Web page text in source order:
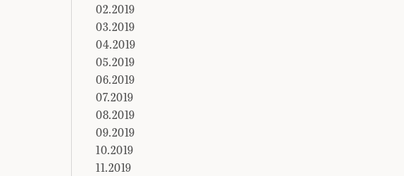
02.2019
03.2019
04.2019
05.2019
06.2019
07.2019
08.2019
09.2019
10.2019
11.2019